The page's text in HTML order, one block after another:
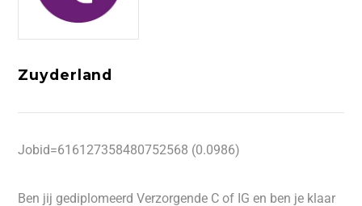
Zuyderland
Jobid=616127358480752568 (0.0986)
Ben jij gediplomeerd Verzorgende C of IG en ben je klaar